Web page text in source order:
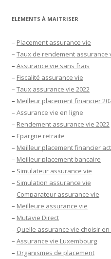
ELEMENTS À MAITRISER
– Placement assurance vie
– Taux de rendement assurance
– Assurance vie sans frais
– Fiscalité assurance vie
– Taux assurance vie 2022
– Meilleur placement financier
– Assurance vie en ligne
– Rendement assurance vie 2022
– Epargne retraite
– Meilleur placement financier
– Meilleur placement bancaire
– Simulateur assurance vie
– Simulation assurance vie
– Comparateur assurance vie
– Meilleure assurance vie
– Mutavie Direct
– Quelle assurance vie choisir en
– Assurance vie Luxembourg
– Organismes de placement